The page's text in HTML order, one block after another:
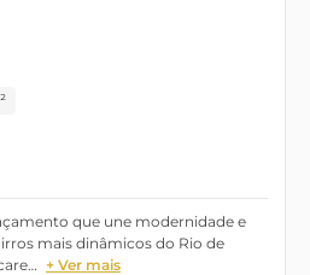
que une modernidade e
mais dinâmicos do Rio de
+ Ver mais